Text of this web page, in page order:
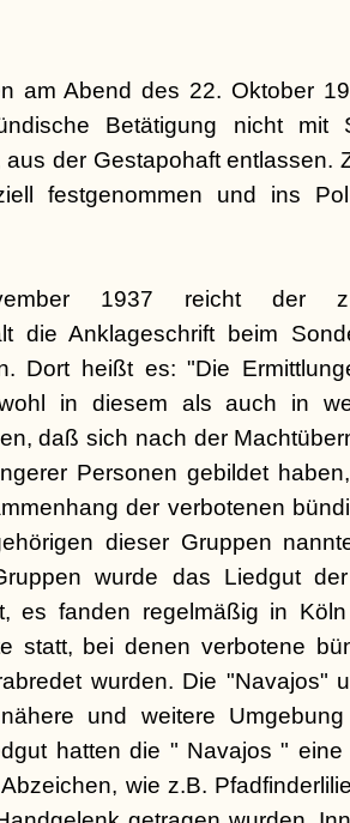
am Abend des 22. Oktober
Betätigung nicht mit
der Gestapohaft entlassen.
festgenommen und ins
1937 reicht der
die Anklageschrift beim
Dort heißt es: "Die
in diesem als auch in
daß sich nach der
Personen gebildet
der verbotenen
dieser Gruppen
wurde das Liedgut
es fanden regelmäßig in
statt, bei denen verbotene
wurden. Die "Navajos"
und weitere
hatten die " Navajos "
wie z.B.